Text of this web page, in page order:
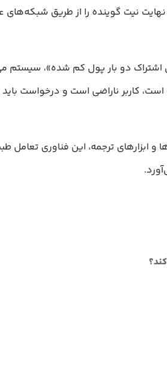
نیت گوینده را از طریق
اشتراک دو بار پول کم شده»، سیستم
کاربر ناراضی است و درخواست باید
ابزارهای ترجمه، این فناوری تعامل